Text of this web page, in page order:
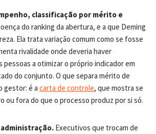
classificação por mérito e
do ranking da abertura, e a que Deming
Ela trata variação comum como se fosse
rivalidade onde deveria haver
pessoas a otimizar o próprio indicador em
do conjunto. O que separa mérito de
gestor: é a carta de controle, que mostra se
ou fora do que o processo produz por si só.
Executivos que trocam de